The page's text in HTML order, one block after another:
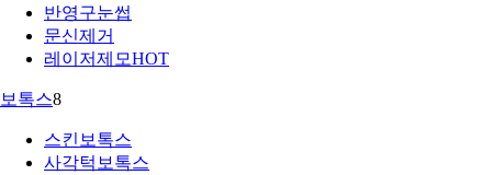
반영구눈썹
문신제거
레이저제모HOT
보톡스8
스킨보톡스
사각턱보톡스